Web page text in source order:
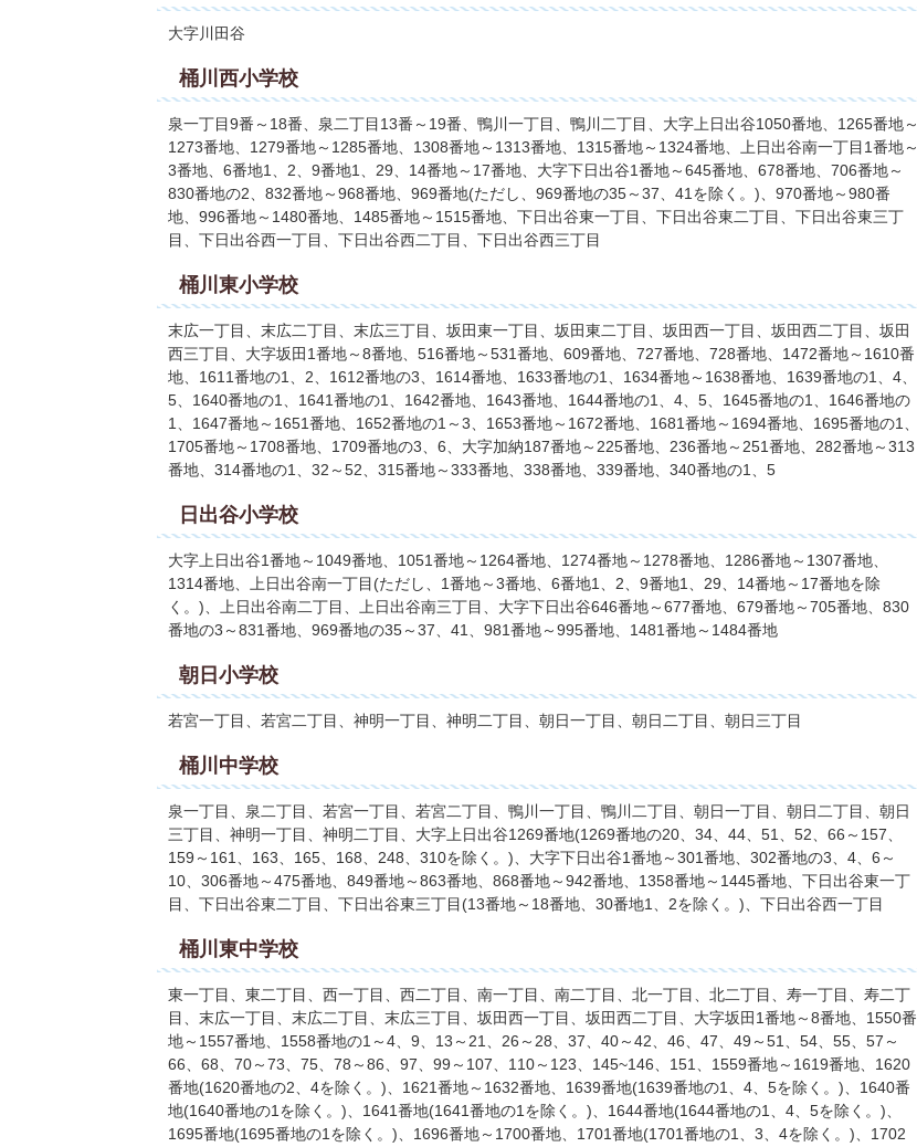
大字川田谷
桶川西小学校
泉一丁目9番～18番、泉二丁目13番～19番、鴨川一丁目、鴨川二丁目、大字上日出谷1050番地、1265番地～
1273番地、1279番地～1285番地、1308番地～1313番地、1315番地～1324番地、上日出谷南一丁目1番地～
3番地、6番地1、2、9番地1、29、14番地～17番地、大字下日出谷1番地～645番地、678番地、706番地～
830番地の2、832番地～968番地、969番地(ただし、969番地の35～37、41を除く。)、970番地～980番
地、996番地～1480番地、1485番地～1515番地、下日出谷東一丁目、下日出谷東二丁目、下日出谷東三丁
目、下日出谷西一丁目、下日出谷西二丁目、下日出谷西三丁目
桶川東小学校
末広一丁目、末広二丁目、末広三丁目、坂田東一丁目、坂田東二丁目、坂田西一丁目、坂田西二丁目、坂田
西三丁目、大字坂田1番地～8番地、516番地～531番地、609番地、727番地、728番地、1472番地～1610番
地、1611番地の1、2、1612番地の3、1614番地、1633番地の1、1634番地～1638番地、1639番地の1、4、
5、1640番地の1、1641番地の1、1642番地、1643番地、1644番地の1、4、5、1645番地の1、1646番地の
1、1647番地～1651番地、1652番地の1～3、1653番地～1672番地、1681番地～1694番地、1695番地の1、
1705番地～1708番地、1709番地の3、6、大字加納187番地～225番地、236番地～251番地、282番地～313
番地、314番地の1、32～52、315番地～333番地、338番地、339番地、340番地の1、5
日出谷小学校
大字上日出谷1番地～1049番地、1051番地～1264番地、1274番地～1278番地、1286番地～1307番地、
1314番地、上日出谷南一丁目(ただし、1番地～3番地、6番地1、2、9番地1、29、14番地～17番地を除
く。)、上日出谷南二丁目、上日出谷南三丁目、大字下日出谷646番地～677番地、679番地～705番地、830
番地の3～831番地、969番地の35～37、41、981番地～995番地、1481番地～1484番地
朝日小学校
若宮一丁目、若宮二丁目、神明一丁目、神明二丁目、朝日一丁目、朝日二丁目、朝日三丁目
桶川中学校
泉一丁目、泉二丁目、若宮一丁目、若宮二丁目、鴨川一丁目、鴨川二丁目、朝日一丁目、朝日二丁目、朝日
三丁目、神明一丁目、神明二丁目、大字上日出谷1269番地(1269番地の20、34、44、51、52、66～157、
159～161、163、165、168、248、310を除く。)、大字下日出谷1番地～301番地、302番地の3、4、6～
10、306番地～475番地、849番地～863番地、868番地～942番地、1358番地～1445番地、下日出谷東一丁
目、下日出谷東二丁目、下日出谷東三丁目(13番地～18番地、30番地1、2を除く。)、下日出谷西一丁目
桶川東中学校
東一丁目、東二丁目、西一丁目、西二丁目、南一丁目、南二丁目、北一丁目、北二丁目、寿一丁目、寿二丁
目、末広一丁目、末広二丁目、末広三丁目、坂田西一丁目、坂田西二丁目、大字坂田1番地～8番地、1550番
地～1557番地、1558番地の1～4、9、13～21、26～28、37、40～42、46、47、49～51、54、55、57～
66、68、70～73、75、78～86、97、99～107、110～123、145~146、151、1559番地～1619番地、1620
番地(1620番地の2、4を除く。)、1621番地～1632番地、1639番地(1639番地の1、4、5を除く。)、1640番
地(1640番地の1を除く。)、1641番地(1641番地の1を除く。)、1644番地(1644番地の1、4、5を除く。)、
1695番地(1695番地の1を除く。)、1696番地～1700番地、1701番地(1701番地の1、3、4を除く。)、1702